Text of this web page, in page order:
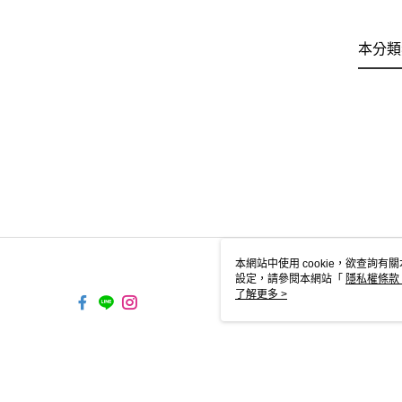
本分
本網站中使用 cookie，欲查詢有
設定，請參閱本網站「 隱私權條款
使用 cookie。
了解更多 >